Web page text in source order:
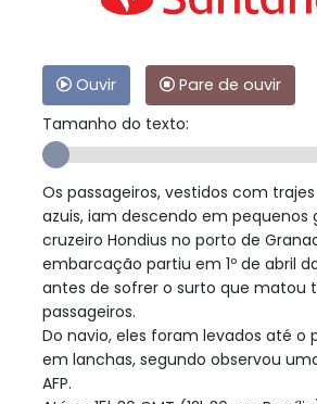
Ouvir
Pare de ouvir
Tamanho do texto:
Os passageiros, vestidos com
azuis, iam descendo em pequenos
cruzeiro Hondius no porto de
embarcação partiu em 1º de abril
antes de sofrer o surto que matou
passageiros.
Do navio, eles foram levados até o
em lanchas, segundo observou
AFP.